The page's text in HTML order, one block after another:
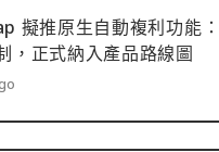
擬推原生自動複利功能
，正式納入產品路線圖